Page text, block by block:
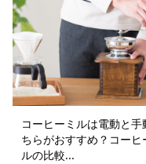
コーヒーミルは電動と手
ちらがおすすめ？コーヒ
ルの比較...